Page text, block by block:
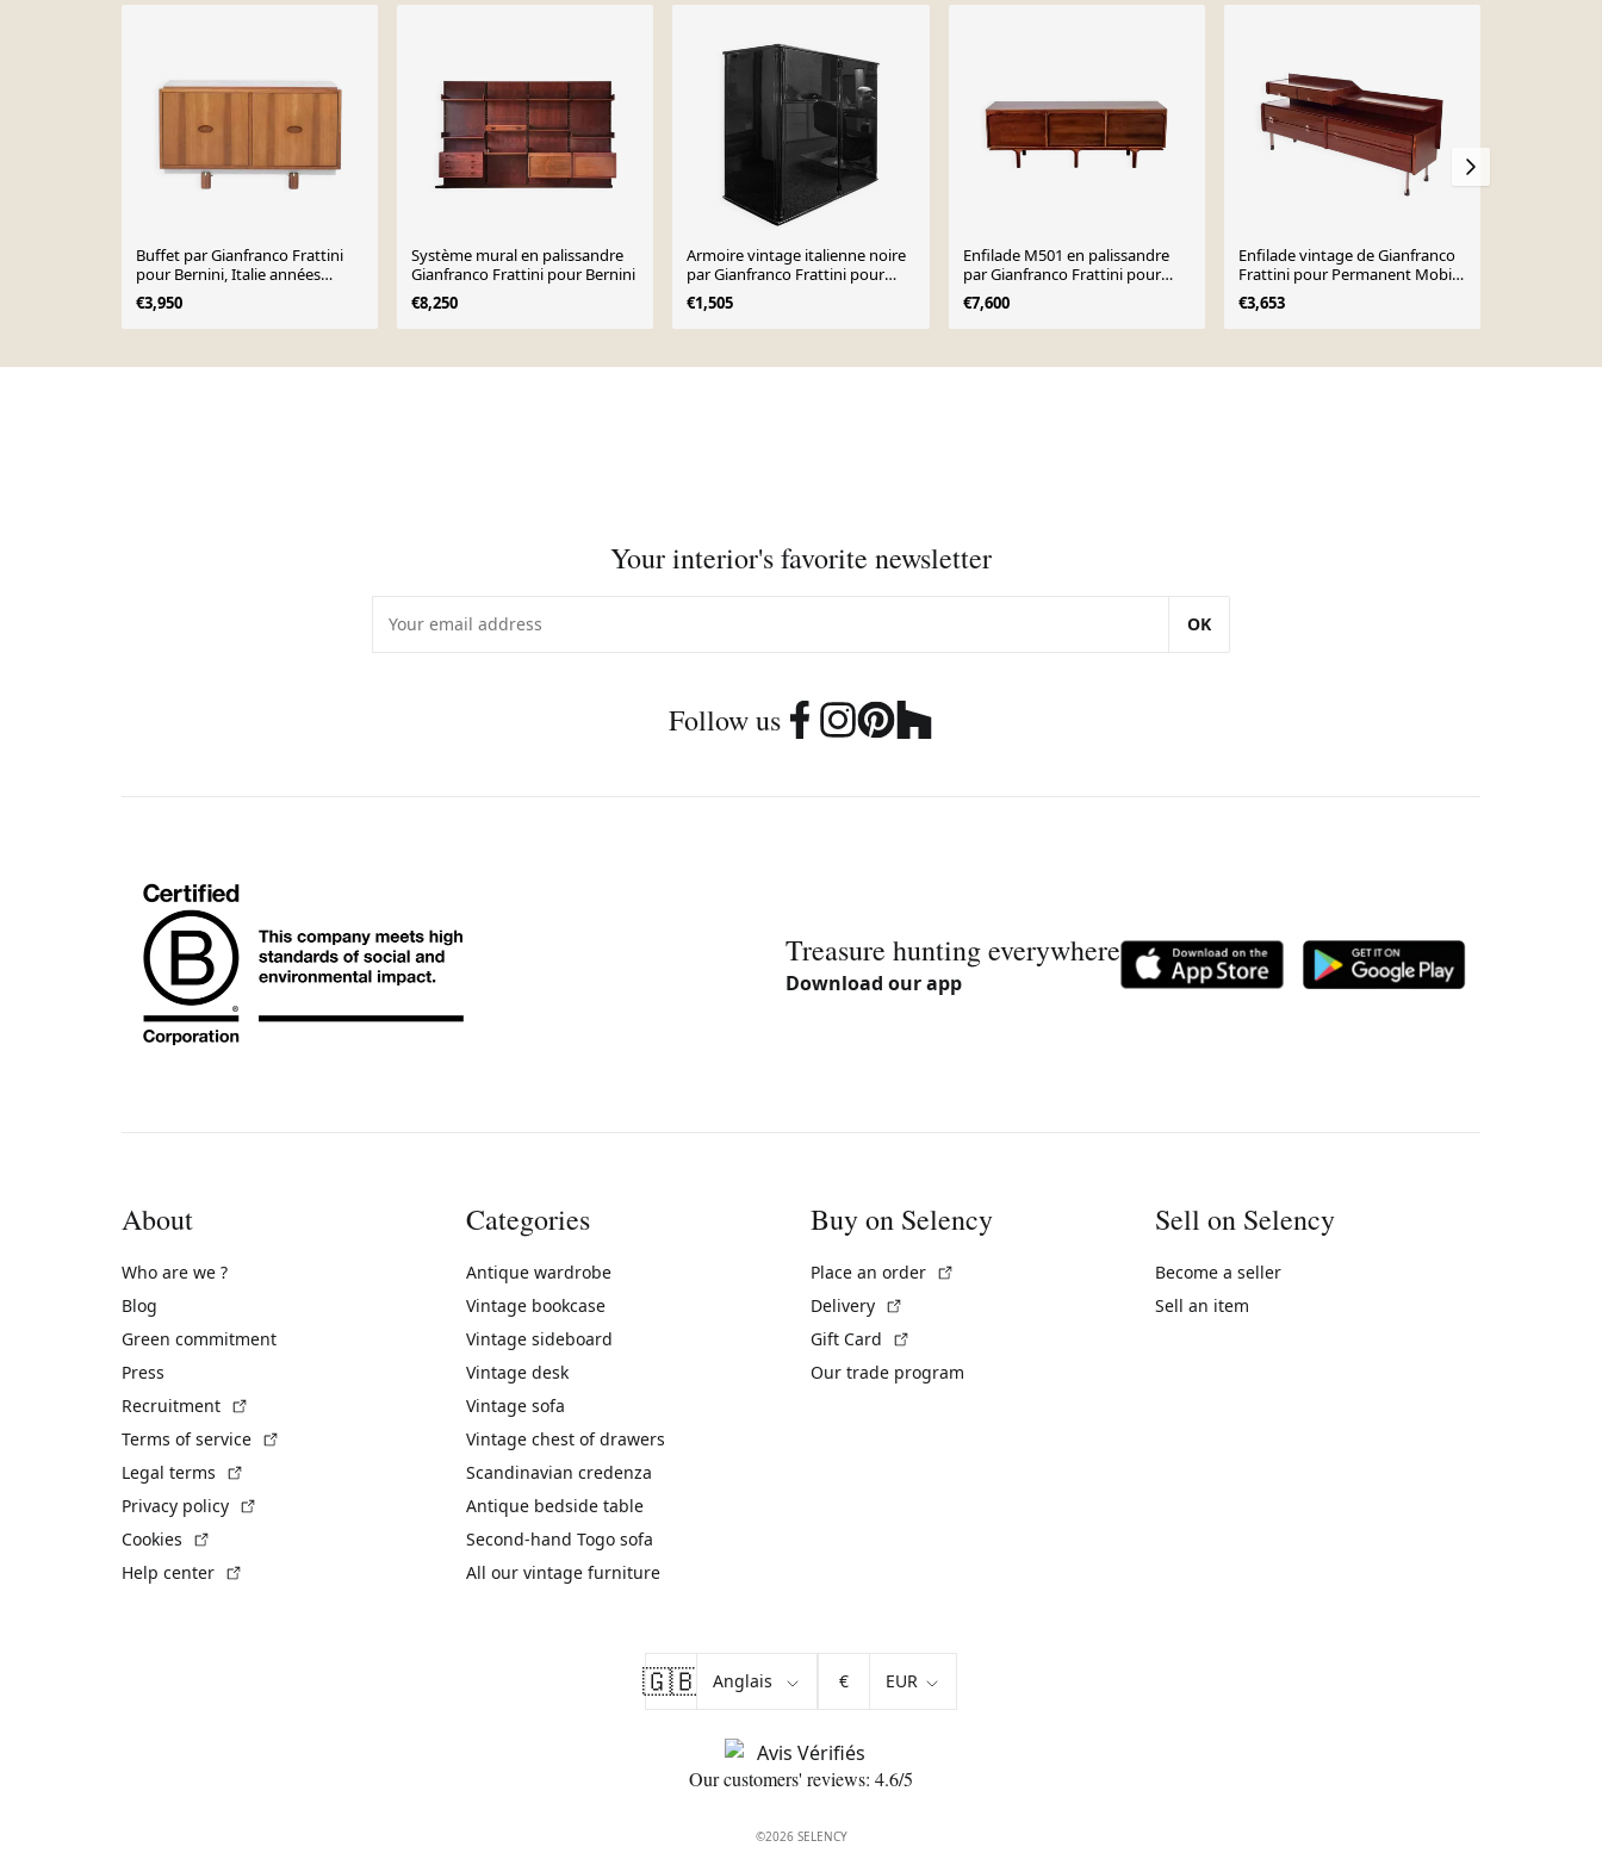
Buffet par Gianfranco Frattini
pour Bernini, Italie années
1960s.
€3,950
Système mural en palissandre
Gianfranco Frattini pour Bernini
€8,250
Armoire vintage italienne noire
par Gianfranco Frattini pour
Molteni, 1970
€1,505
Enfilade M501 en palissandre
par Gianfranco Frattini pour
Bernini
€7,600
Enfilade vintage de Gianfranco
Frattini pour Permanent Mobili
Cantù, 1960
€3,653
Your interior's favorite newsletter
OK
Follow us
Treasure hunting everywhere
Download our app
About
Who are we ?
Blog
Green commitment
Press
Recruitment
Terms of service
Legal terms
Privacy policy
Cookies
Help center
Categories
Antique wardrobe
Vintage bookcase
Vintage sideboard
Vintage desk
Vintage sofa
Vintage chest of drawers
Scandinavian credenza
Antique bedside table
Second-hand Togo sofa
All our vintage furniture
Buy on Selency
Place an order
Delivery
Gift Card
Our trade program
Sell on Selency
Become a seller
Sell an item
🇬🇧 €
Our customers' reviews: 4.6/5
©2026 SELENCY